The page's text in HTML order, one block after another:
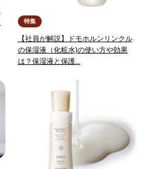
特集
【社員が解説】ドモホルンリンクル
の保湿液（化粧水)の使い方や効果
は？保湿液と保護...